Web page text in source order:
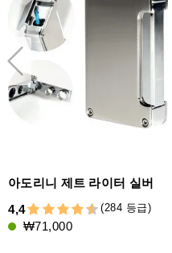
아도리니 제트 라이터 실버
4,4
(284 등급)
₩71,000